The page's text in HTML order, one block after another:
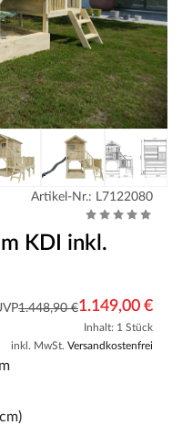
Artikel-Nr.: L7122080
KDI inkl.
1.448,90 €1.149,00 €
Inhalt: 1 Stück
inkl. MwSt. Versandkostenfrei